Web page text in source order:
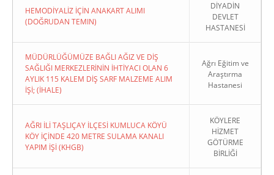
HEMODİYALİZ İÇİN ANAKART ALIMI
(DOĞRUDAN TEMIN)
DİYADİN
DEVLET
HASTANESİ
MÜDÜRLÜĞÜMÜZE BAĞLI AĞIZ VE DİŞ
SAĞLIĞI MERKEZLERİNİN İHTİYACI OLAN 6
AYLIK 115 KALEM DİŞ SARF MALZEME ALIM
İŞİ; (İHALE)
Ağrı Eğitim ve
Araştırma
Hastanesi
AĞRI İLİ TAŞLIÇAY İLÇESİ KUMLUCA KÖYÜ
KÖY İÇİNDE 420 METRE SULAMA KANALI
YAPIM İŞİ (KHGB)
KÖYLERE
HİZMET
GÖTÜRME
BİRLİĞİ